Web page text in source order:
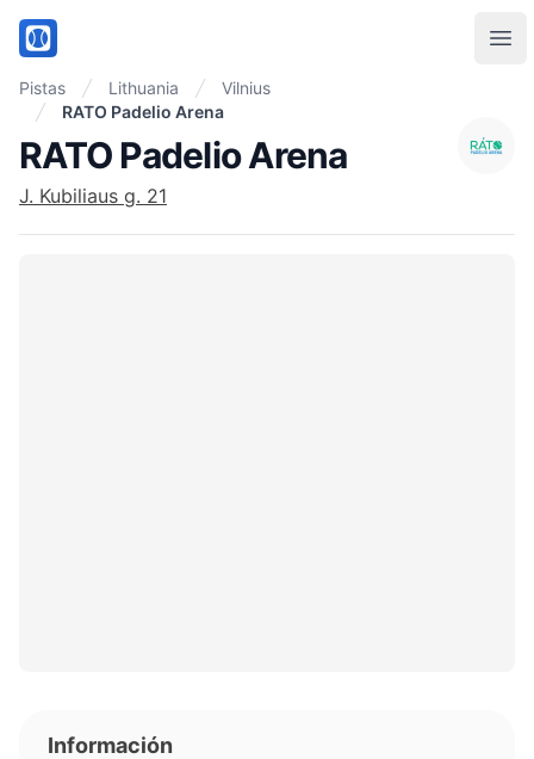
PadelMix
Pistas Lithuania
Vilnius
RATO Padelio Arena
RATO Padelio Arena
J. Kubiliaus g. 21
Información